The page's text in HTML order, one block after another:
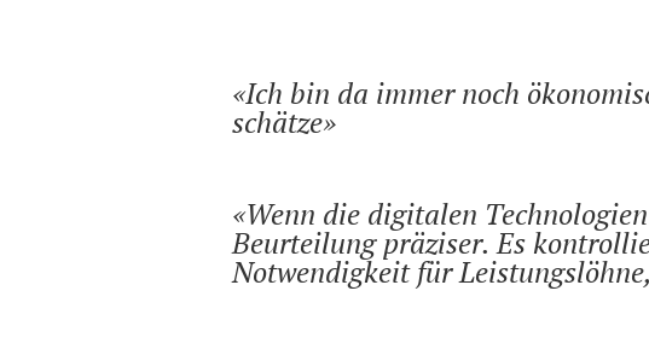
Ich bin da immer noch
schätze
Wenn die digitalen
Beurteilung präziser. Es
Notwendigkeit für